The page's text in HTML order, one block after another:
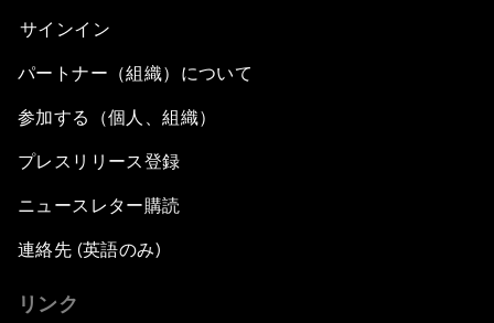
サインイン
パートナー（組織）について
参加する（個人、組織）
プレスリリース登録
ニュースレター購読
連絡先 (英語のみ)
リンク